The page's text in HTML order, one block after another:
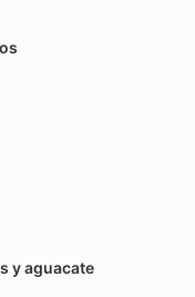
y aguacate